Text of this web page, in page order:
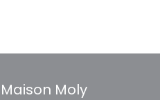
Maison Moly